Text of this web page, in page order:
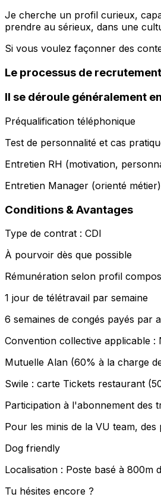
Je cherche un profil curieux,
prendre au sérieux, dans une
Si vous voulez façonner des
Le processus de recrutement
Il se déroule généralement
Préqualification téléphonique
Test de personnalité et cas
Entretien RH (motivation,
Entretien Manager (orienté métier)
Conditions & Avantages
Type de contrat : CDI
À pourvoir dès que possible
Rémunération selon profil
1 jour de télétravail par semaine
6 semaines de congés payés par
Convention collective applicable :
Mutuelle Alan (60% à la charge
Swile : carte Tickets restaurant
Participation à l'abonnement des
Pour les minis de la VU team,
Dog friendly
Localisation : Poste basé à 800m
Tu hésites encore ?